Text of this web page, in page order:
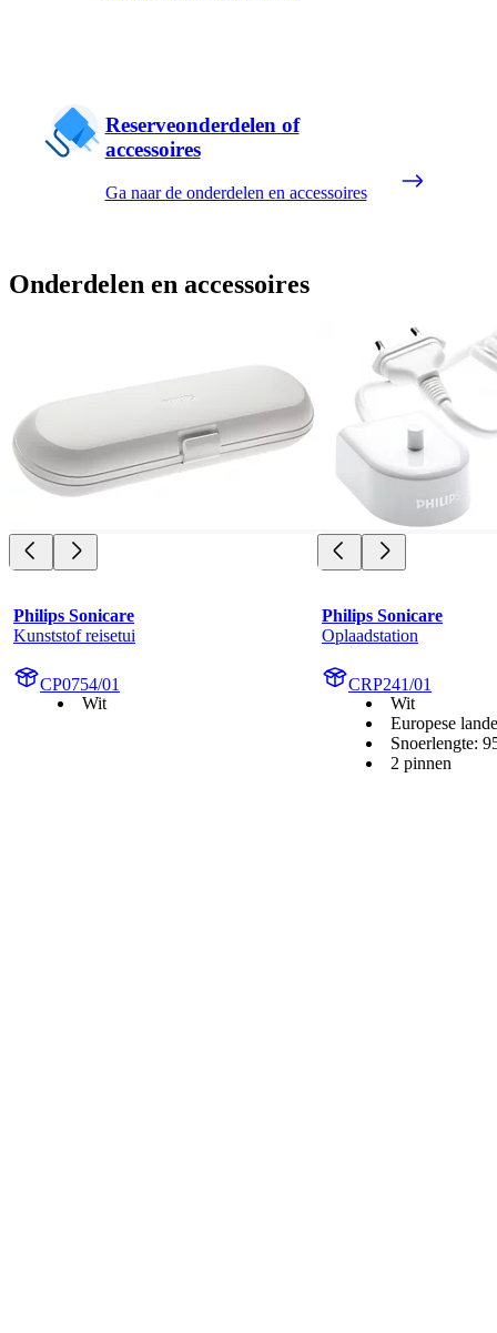
Reserveonderdelen of
accessoires
Ga naar de onderdelen en accessoires
Onderdelen en accessoires
Philips Sonicare
Kunststof reisetui
CP0754/01
Wit
Philips Sonicare
Oplaadstation
CRP241/01
Wit
Europese
Snoerlengte:
2 pinnen